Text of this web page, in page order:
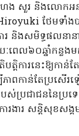
ហេង សួរ និងលោកអ
ថែមទាំ
រ និងសមិទ្ធផលនាន
ៈពេល៦០ឆ្នាំកន្លង
ត្តិការនេះឱ្យកា
ភាពកាន់តែប្រសើ
បស់ប្រជាជននៃប្រទ
ងារ សន្ដិសុខសង្